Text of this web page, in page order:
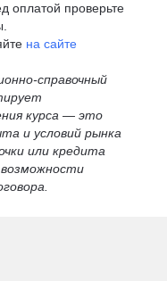
оплатой проверьте
на сайте
справочный
курса — это
и условий рынка
или кредита